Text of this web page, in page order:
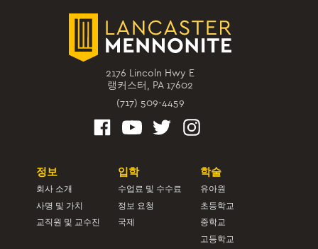
2176 Lincoln Hwy E
랭커스터, PA 17602
(717) 509-4459
정보
회사 소개
사명 및 가치
교직원 및 교수진
입학
수업료 및 수수료
정보 요청
국제
학술
유아원
초등학교
중학교
고등학교